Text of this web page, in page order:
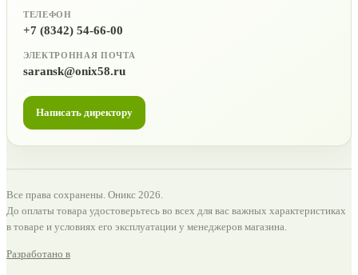
ТЕЛЕФОН
+7 (8342) 54-66-00
ЭЛЕКТРОННАЯ ПОЧТА
saransk@onix58.ru
Написать директору
Все права сохранены. Оникс 2026.
До оплаты товара удостоверьтесь во всех для вас важных характеристиках
в товаре и условиях его эксплуатации у менеджеров магазина.
Разработано в